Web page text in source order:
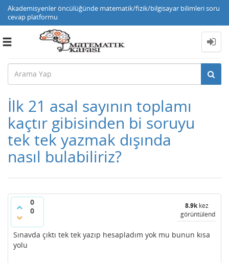
Akademisyenler öncülüğünde matematik/fizik/bilgisayar bilimleri soru
cevap platformu
Toggle
İlk 21 asal sayının toplamı
kaçtır gibisinden bi soruyu
tek tek yazmak dışında
nasıl bulabiliriz?
0
0
8.9kkez
görüntülendi
Sınavda çıktı tek tek yazıp hesapladım yok mu bunun kısa
yolu